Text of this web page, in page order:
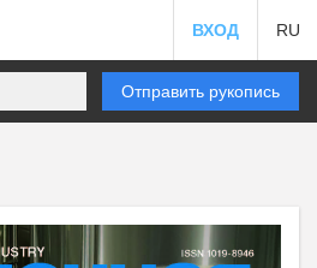
ВХОД RU
Отправить рукопись